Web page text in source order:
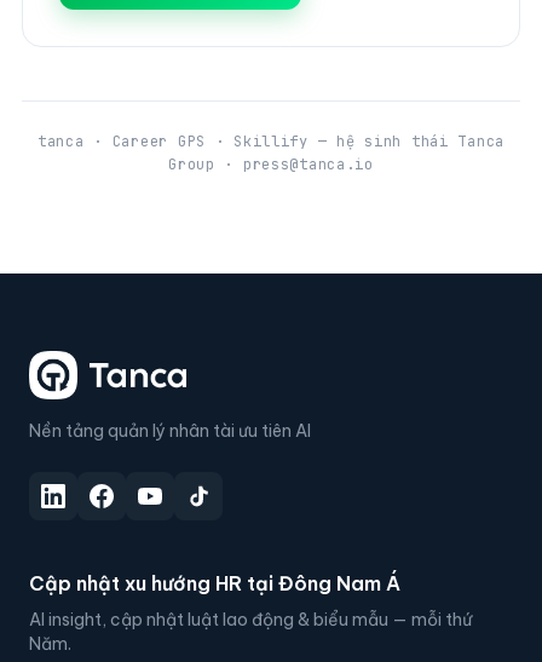
tanca · Career GPS · Skillify — hệ sinh thái Tanca
Group · press@tanca.io
Nền tảng quản lý nhân tài ưu tiên AI
Cập nhật xu hướng HR tại Đông Nam Á
AI insight, cập nhật luật lao động & biểu mẫu — mỗi thứ
Năm.